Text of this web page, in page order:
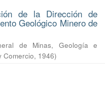
de la Dirección de
Geológico Minero de
de Minas, Geología e
Comercio, 1946)